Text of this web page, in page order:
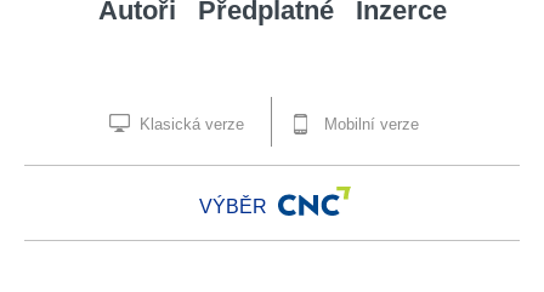
Autoři Předplatné Inzerce
Klasická verze Mobilní verze
VÝBĚR